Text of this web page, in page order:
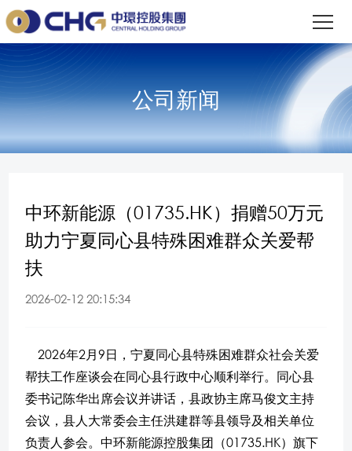
公司新闻
中环新能源（01735.HK）捐赠50万元
助力宁夏同心县特殊困难群众关爱帮
扶
2026-02-12 20:15:34
2026年2月9日，宁夏同心县特殊困难群众社会关爱
帮扶工作座谈会在同心县行政中心顺利举行。同心县
委书记陈华出席会议并讲话，县政协主席马俊文主持
会议，县人大常委会主任洪建群等县领导及相关单位
负责人参会。中环新能源控股集团（01735.HK）旗下